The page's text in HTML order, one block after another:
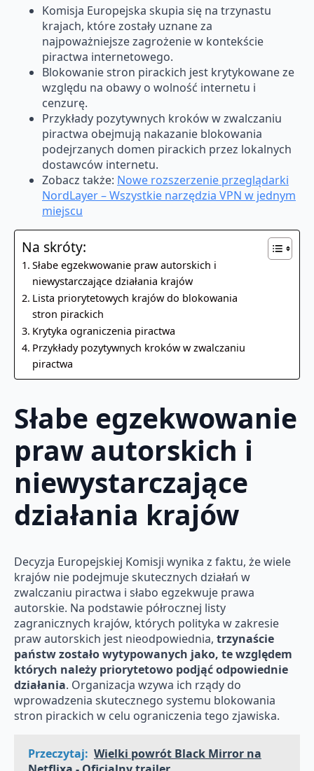
Komisja Europejska skupia się na trzynastu
krajach, które zostały uznane za
najpoważniejsze zagrożenie w kontekście
piractwa internetowego.
Blokowanie stron pirackich jest krytykowane ze
względu na obawy o wolność internetu i
cenzurę.
Przykłady pozytywnych kroków w zwalczaniu
piractwa obejmują nakazanie blokowania
podejrzanych domen pirackich przez lokalnych
dostawców internetu.
Zobacz także: Nowe rozszerzenie przeglądarki
NordLayer – Wszystkie narzędzia VPN w jednym
miejscu
Na skróty:
Słabe egzekwowanie praw autorskich i
niewystarczające działania krajów
Lista priorytetowych krajów do blokowania
stron pirackich
Krytyka ograniczenia piractwa
Przykłady pozytywnych kroków w zwalczaniu
piractwa
Słabe egzekwowanie
praw autorskich i
niewystarczające
działania krajów
Decyzja Europejskiej Komisji wynika z faktu, że wiele
krajów nie podejmuje skutecznych działań w
zwalczaniu piractwa i słabo egzekwuje prawa
autorskie. Na podstawie półrocznej listy
zagranicznych krajów, których polityka w zakresie
praw autorskich jest nieodpowiednia, trzynaście
państw zostało wytypowanych jako, te względem
których należy priorytetowo podjąć odpowiednie
działania. Organizacja wzywa ich rządy do
wprowadzenia skutecznego systemu blokowania
stron pirackich w celu ograniczenia tego zjawiska.
Przeczytaj: Wielki powrót Black Mirror na